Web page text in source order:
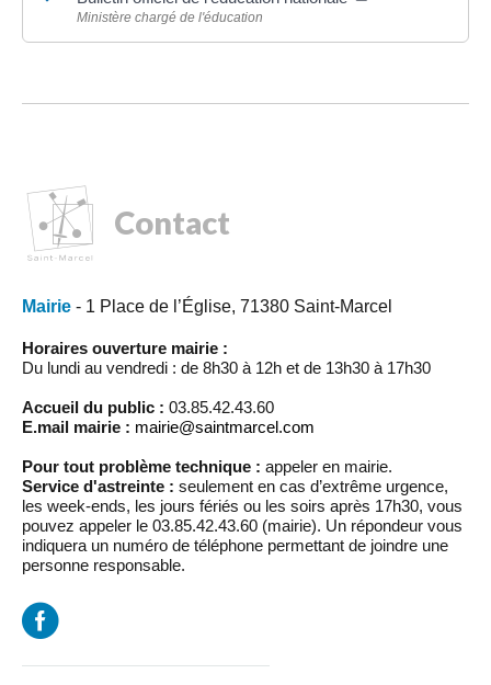
Ministère chargé de l'éducation
Contact
Mairie - 1 Place de l’Église, 71380 Saint-Marcel
Horaires ouverture mairie :
Du lundi au vendredi : de 8h30 à 12h et de 13h30 à 17h30
Accueil du public : 03.85.42.43.60
E.mail mairie : mairie@saintmarcel.com
Pour tout problème technique : appeler en mairie.
Service d'astreinte : seulement en cas d’extrême urgence,
les week-ends, les jours fériés ou les soirs après 17h30, vous
pouvez appeler le 03.85.42.43.60 (mairie). Un répondeur vous
indiquera un numéro de téléphone permettant de joindre une
personne responsable.